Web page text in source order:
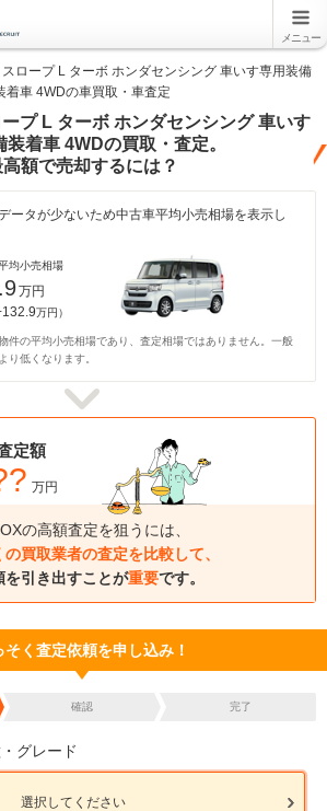
メニュー
ロープ L ターボ ホンダセンシング 車いす専用装備
着車 4WDの車買取・車査定
プ L ターボ ホンダセンシング 車いす
装着車 4WDの買取・査定。
額で売却するには？
ータが少ないため中古車平均小売相場を表示し
均小売相場
万円
万円）
件の平均小売相場であり、査定相場ではありません。一般
り低くなります。
定額
万円
の高額査定を狙うには、
の買取業者の査定を比較して、
を引き出すことが重要です。
そく査定依頼を申し込み！
確認 完了
グレード
選択してください